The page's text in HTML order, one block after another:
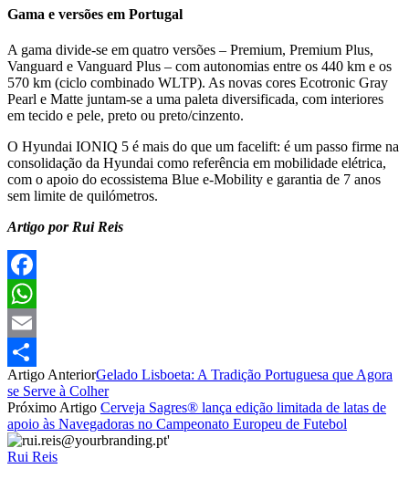
Gama e versões em Portugal
A gama divide-se em quatro versões – Premium, Premium Plus,
Vanguard e Vanguard Plus – com autonomias entre os 440 km e os
570 km (ciclo combinado WLTP). As novas cores Ecotronic Gray
Pearl e Matte juntam-se a uma paleta diversificada, com interiores
em tecido e pele, preto ou preto/cinzento.
O Hyundai IONIQ 5 é mais do que um facelift: é um passo firme na
consolidação da Hyundai como referência em mobilidade elétrica,
com o apoio do ecossistema Blue e-Mobility e garantia de 7 anos
sem limite de quilómetros.
Artigo por Rui Reis
Facebook
WhatsApp
Email
Partilhar
Artigo AnteriorGelado Lisboeta: A Tradição Portuguesa que Agora
se Serve à Colher
Próximo Artigo Cerveja Sagres® lança edição limitada de latas de
apoio às Navegadoras no Campeonato Europeu de Futebol
Rui Reis